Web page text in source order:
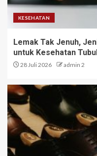
KESEHATAN
Lemak Tak Jenuh,
untuk Kesehatan
28 Juli 2026 admin 2